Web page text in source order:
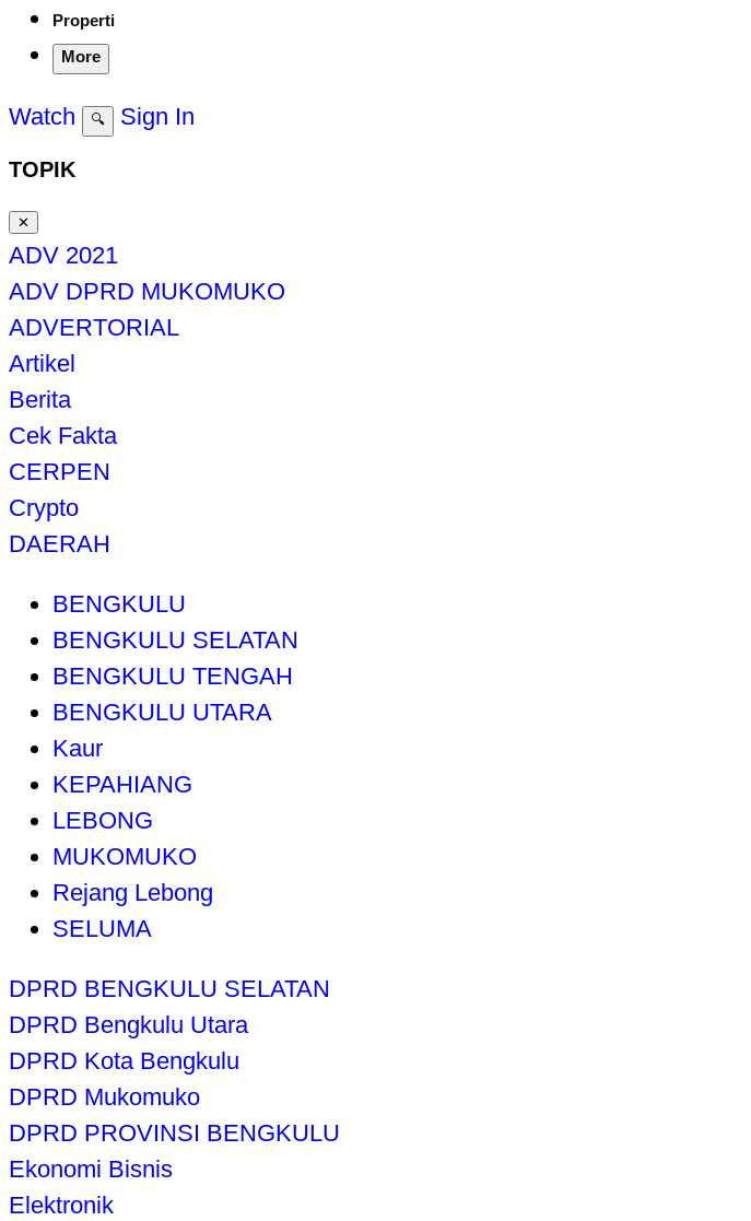
Properti
More
Watch 🔍 Sign In
TOPIK
✕
ADV 2021
ADV DPRD MUKOMUKO
ADVERTORIAL
Artikel
Berita
Cek Fakta
CERPEN
Crypto
DAERAH
BENGKULU
BENGKULU SELATAN
BENGKULU TENGAH
BENGKULU UTARA
Kaur
KEPAHIANG
LEBONG
MUKOMUKO
Rejang Lebong
SELUMA
DPRD BENGKULU SELATAN
DPRD Bengkulu Utara
DPRD Kota Bengkulu
DPRD Mukomuko
DPRD PROVINSI BENGKULU
Ekonomi Bisnis
Elektronik